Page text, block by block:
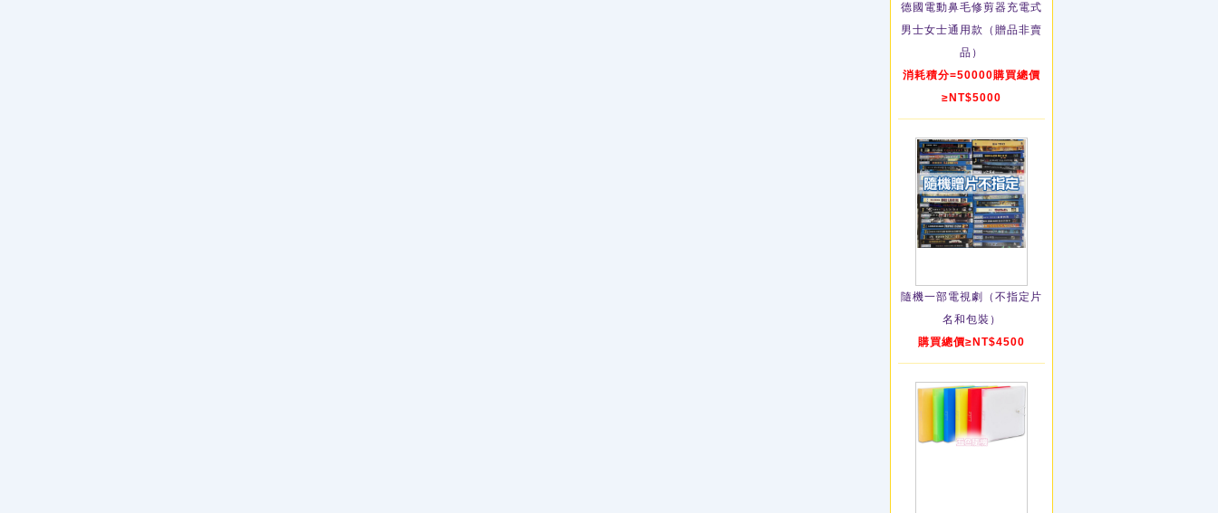
德國電動鼻毛修剪器充電式
男士女士通用款（贈品非賣
品）
消耗積分=50000購買總價
≥NT$5000
隨機一部電視劇（不指定片
名和包裝）
購買總價≥NT$4500